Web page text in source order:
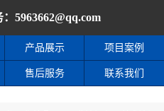
5963662@qq.com
产品展示 项目案例
售后服务 联系我们
案例展示